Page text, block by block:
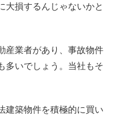
大損するんじゃないかと
産業者があり、事故物件
多いでしょう。当社もそ
建築物件を積極的に買い